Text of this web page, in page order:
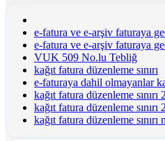
e-fatura ve e-arşiv faturaya
e-fatura ve e-arşiv faturaya
VUK 509 No.lu Tebliğ
kağıt fatura düzenleme sınırı
e-faturaya dahil olmayanlar
kağıt fatura düzenleme sınırı
kağıt fatura düzenleme sınırı
kağıt fatura düzenleme sınırı